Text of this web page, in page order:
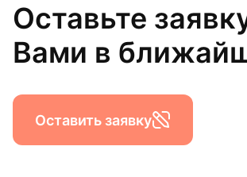
Оставьте
Вами в
Оставить заявку